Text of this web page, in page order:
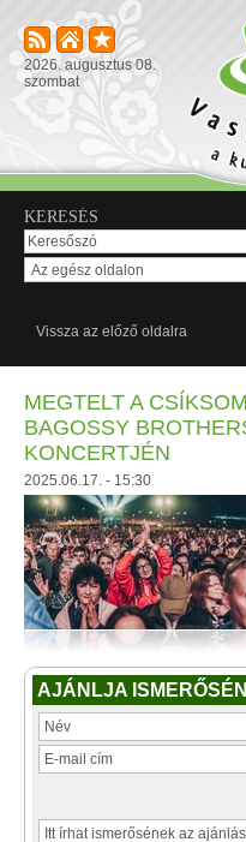
2026. augusztus 08.
szombat
KERESÉS
Vissza az előző oldalra
MEGTELT A
BAGOSSY
KONCERTJÉN
2025.06.17. - 15:30
AJÁNLJA